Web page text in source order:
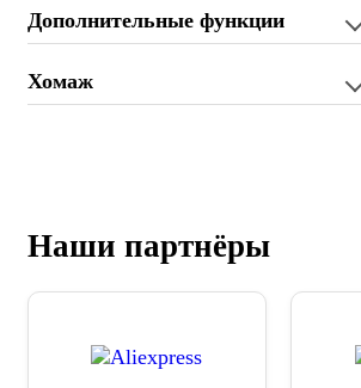
Дополнительные функции
Хомаж
Наши партнёры